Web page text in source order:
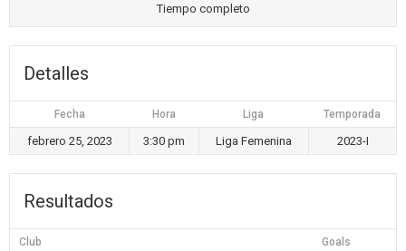
Tiempo completo
Detalles
Fecha Hora Liga Temporada
febrero 25, 2023 3:30 pm Liga Femenina 2023-I
Resultados
Club Goals